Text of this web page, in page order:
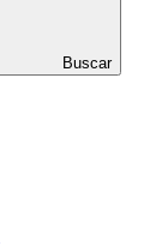
Buscar